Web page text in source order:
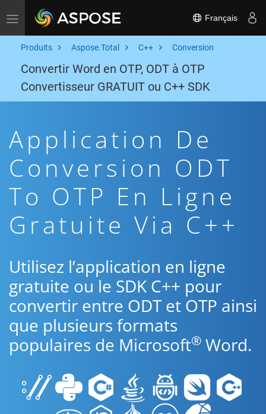
Toggle navigation Français
Produits Aspose.Total C++ Conversion
Convertir Word en OTP, ODT à OTP
Convertisseur GRATUIT ou C++ SDK
Application De
Conversion ODT
To OTP En Ligne
Gratuite Via C++
Utilisez l’application en ligne
gratuite ou le SDK C++ pour
convertir entre ODT et OTP ainsi
que plusieurs formats
populaires de Microsoft® Word.